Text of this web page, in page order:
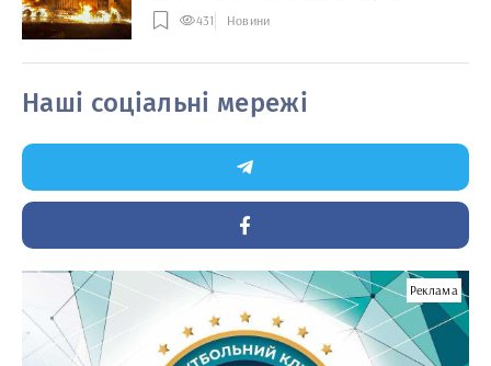
431 Новини
Наші соціальні мережі
Реклама